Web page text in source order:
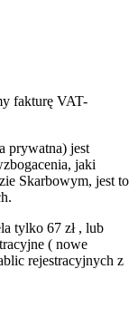
fakturę VAT-
prywatna) jest
jaki
Skarbowym, jest to
tylko 67 zł , lub
( nowe
rejestracyjnych z